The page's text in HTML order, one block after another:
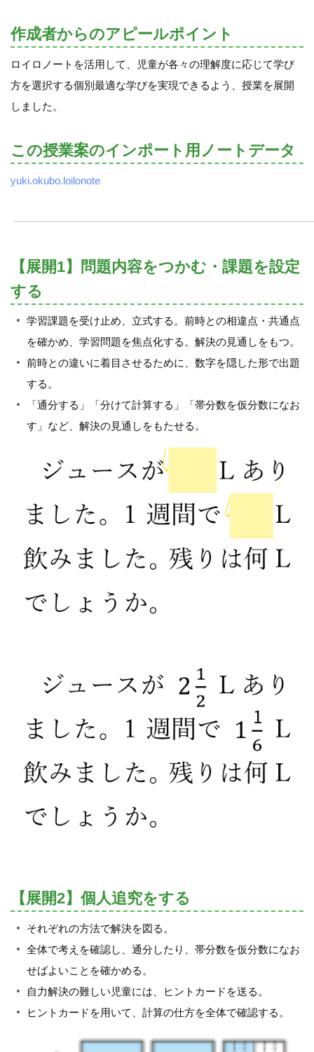
作成者からのアピールポイント
ロイロノートを活用して、児童が各々の理解度に応じて学び
方を選択する個別最適な学びを実現できるよう、授業を展開
しました。
この授業案のインポート用ノートデータ
yuki.okubo.loilonote
【展開1】問題内容をつかむ・課題を設定
する
学習課題を受け止め、立式する。前時との相違点・共通点
を確かめ、学習問題を焦点化する。解決の見通しをもつ。
前時との違いに着目させるために、数字を隠した形で出題
する。
「通分する」「分けて計算する」「帯分数を仮分数になお
す」など、解決の見通しをもたせる。
【展開2】個人追究をする
それぞれの方法で解決を図る。
全体で考えを確認し、通分したり、帯分数を仮分数になお
せばよいことを確かめる。
自力解決の難しい児童には、ヒントカードを送る。
ヒントカードを用いて、計算の仕方を全体で確認する。